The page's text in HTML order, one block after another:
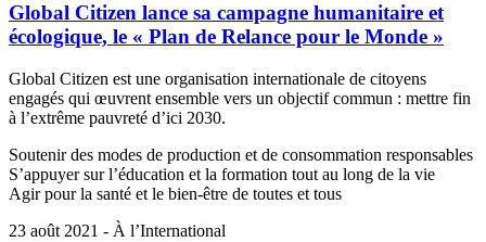
Global Citizen lance sa campagne humanitaire et
écologique, le « Plan de Relance pour le Monde »
Global Citizen est une organisation internationale de citoyens
engagés qui œuvrent ensemble vers un objectif commun : mettre fin
à l’extrême pauvreté d’ici 2030.
Soutenir des modes de production et de consommation responsables
S’appuyer sur l’éducation et la formation tout au long de la vie
Agir pour la santé et le bien-être de toutes et tous
23 août 2021 - À l’International